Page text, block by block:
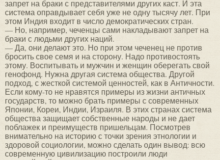
запрет на браки с представителями других каст. И эта
система оправдывает себя уже не одну тысячу лет. При
этом Индия входит в число демократических стран.
— Но, например, чеченцы сами накладывают запрет на
браки с людьми других наций.
— Да, они делают это. Но при этом чеченец не против
бросить свое семя и на сторону. Надо противостоять
этому. Воспитывать и мужчин и женщин оберегать свой
генофонд. Нужна другая система общества. Другой
подход, с жесткой системой ценностей, как в Античности.
Если кому-то не нравятся примеры из жизни античных
государств, то можно брать примеры с современных
Японии, Кореи, Индии, Израиля. В этих странах система
общества защищает собственные народы и не дает
поблажек и преимуществ пришельцам. Посмотрев
внимательно на историю с точки зрения этнологии и
здоровой социологии, можно сделать один вывод: всю
современную цивилизацию построили люди